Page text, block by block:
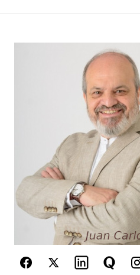
*
Guarda mi nombre,
este navegador para la
comente.
Este sitio esta
reCAPTCHA y la
privacidad y los